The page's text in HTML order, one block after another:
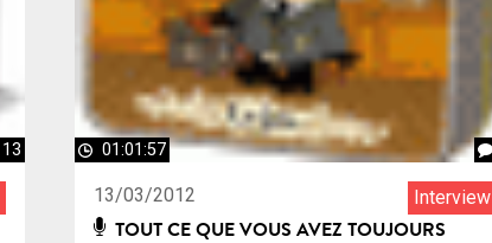
13 01:01:57
13/03/2012 Interview
TOUT CE QUE VOUS AVEZ TOUJOURS